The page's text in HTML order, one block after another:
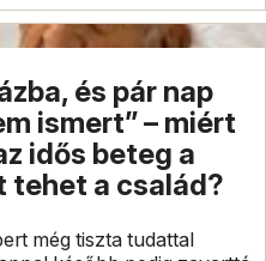
és pár nap
ismert” – miért
idős beteg a
tehet a család?
még tiszta tudattal